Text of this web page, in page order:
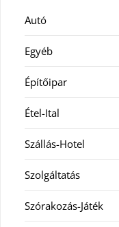
Autó
Egyéb
Építőipar
Étel-Ital
Szállás-Hotel
Szolgáltatás
Szórakozás-Játék